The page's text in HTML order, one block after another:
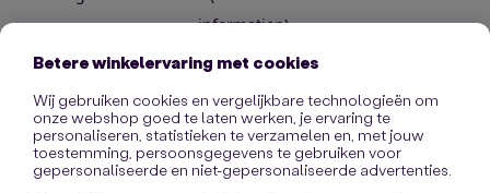
information).
Betere winkelervaring met cookies
Wij gebruiken cookies en vergelijkbare technologieën om
onze webshop goed te laten werken, je ervaring te
personaliseren, statistieken te verzamelen en, met jouw
toestemming, persoonsgegevens te gebruiken voor
gepersonaliseerde en niet-gepersonaliseerde advertenties.